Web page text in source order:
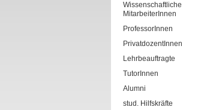
Wissenschaftliche
MitarbeiterInnen
ProfessorInnen
PrivatdozentInnen
Lehrbeauftragte
TutorInnen
Alumni
stud. Hilfskräfte